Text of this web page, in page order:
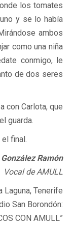
los tomates
y se lo había
ambos
como una niña
conmigo, le
de dos seres
con Carlota, que
guarda.
final.
Ramón
Vocal de AMULL
Laguna, Tenerife
San Borondón:
CON AMULL”